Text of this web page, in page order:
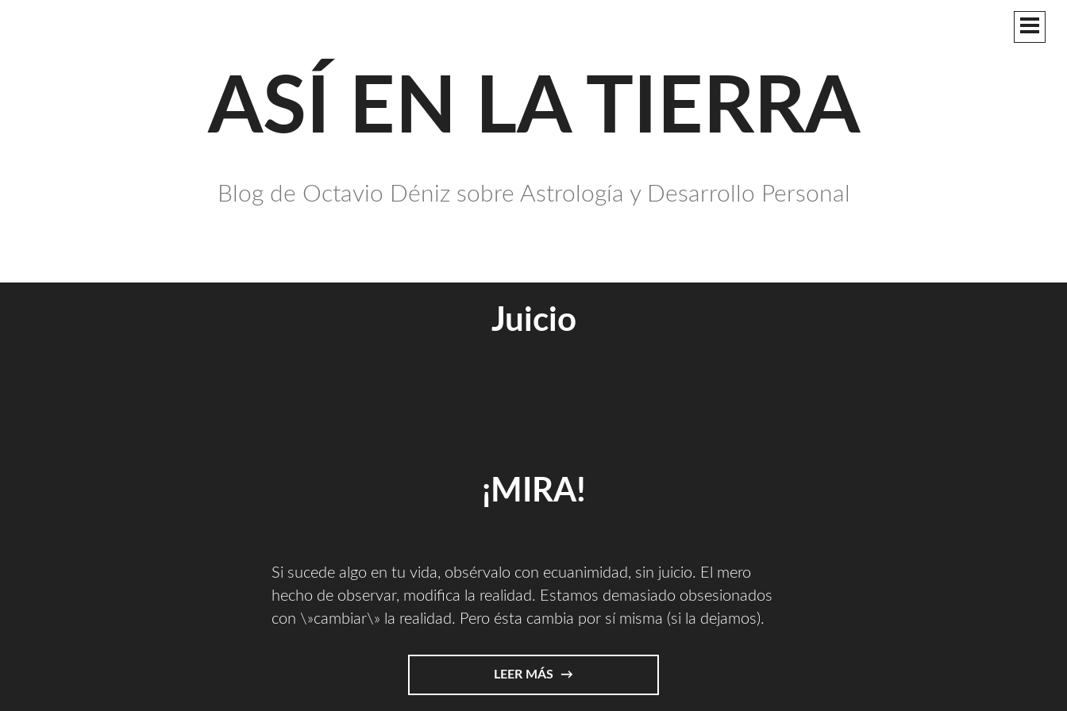
ASÍ EN LA TIERRA
Blog de Octavio Déniz sobre Astrología y Desarrollo Personal
Juicio
¡MIRA!
Si sucede algo en tu vida, obsérvalo con ecuanimidad, sin juicio. El mero
hecho de observar, modifica la realidad. Estamos demasiado obsesionados
con \»cambiar\» la realidad. Pero ésta cambia por sí misma (si la dejamos).
LEER MÁS "¡MIRA!"